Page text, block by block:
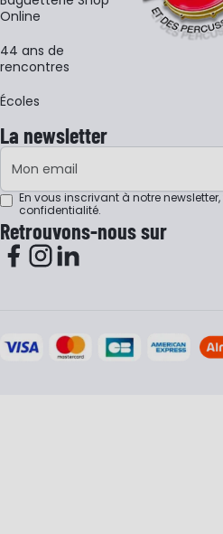
Online
44 ans de
rencontres
Écoles
La newsletter
Adresse e-mail
En vous inscrivant à notre
confidentialité.
Retrouvons-nous sur